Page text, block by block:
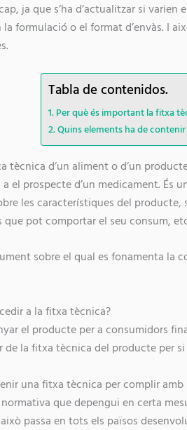
ja que s’ha d’actualitzar si varien
formulació o el format d’envàs. I
Tabla de contenidos.
Per què és important la fitxa
Quins elements ha de
tècnica d’un aliment o d’un
el prospecte d’un medicament. És
les característiques del producte,
que pot comportar el seu consum,
sobre el qual es fonamenta la
a la fitxa tècnica?
el producte per a consumidors
de la fitxa tècnica del producte per si
una fitxa tècnica per complir amb
que depengui en certa
passa en tots els països